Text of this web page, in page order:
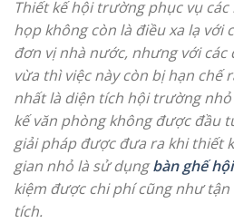
Thiết kế hội trường phục vụ
họp không còn là điều xa lạ với
đơn vị nhà nước, nhưng với các
vừa thì việc này còn bị hạn chế
nhất là diện tích hội trường
kế văn phòng không được đầu
giải pháp được đưa ra khi thiết
gian nhỏ là sử dụngbàn ghế
kiệm được chi phí cũng như
tích.